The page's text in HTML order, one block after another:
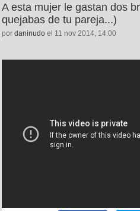
A esta mujer le gastan dos
quejabas de tu pareja...)
por daninudo el 11 nov 2014, 14:00